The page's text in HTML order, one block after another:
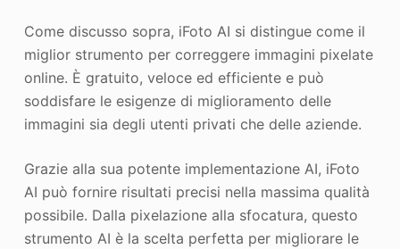
Come discusso sopra, iFoto AI si distingue come il
miglior strumento per correggere immagini pixelate
online. È gratuito, veloce ed efficiente e può
soddisfare le esigenze di miglioramento delle
immagini sia degli utenti privati che delle aziende.
Grazie alla sua potente implementazione AI, iFoto
AI può fornire risultati precisi nella massima qualità
possibile. Dalla pixelazione alla sfocatura, questo
strumento AI è la scelta perfetta per migliorare le